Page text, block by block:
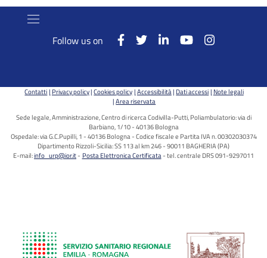
Follow us on
Contatti Privacy policy Cookies policy Accessibilità Dati accessi Note legali
Area riservata
Sede legale, Amministrazione, Centro di ricerca Codivilla-Putti, Poliambulatorio: via di
Barbiano, 1/10 - 40136 Bologna
Ospedale: via G.C.Pupilli, 1 - 40136 Bologna - Codice fiscale e Partita IVA n. 00302030374
Dipartimento Rizzoli-Sicilia: SS 113 al km 246 - 90011 BAGHERIA (PA)
E-mail:info_urp@ior.it Posta Elettronica Certificata tel. centrale DRS 091-9297011